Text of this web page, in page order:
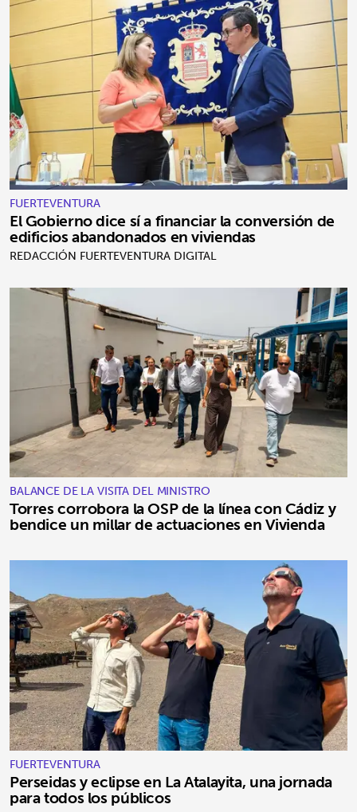
FUERTEVENTURA
El Gobierno dice sí a financiar la conversión de
edificios abandonados en viviendas
REDACCIÓN FUERTEVENTURA DIGITAL
BALANCE DE LA VISITA DEL MINISTRO
Torres corrobora la OSP de la línea con Cádiz y
bendice un millar de actuaciones en Vivienda
FUERTEVENTURA
Perseidas y eclipse en La Atalayita, una jornada
para todos los públicos